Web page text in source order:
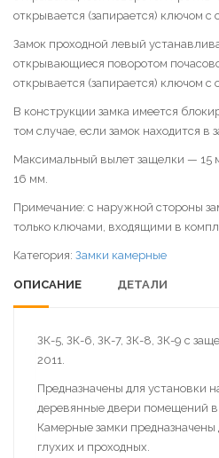
открывается (запирается) ключом с
Замок проходной левый
открывающиеся поворотом
открывается (запирается) ключом с
В конструкции замка имеется
том случае, если замок находится в
Максимальный вылет защелки — 15
16 мм.
Примечание: с наружной стороны
только ключами, входящими в
Категория: Замки камерные
ОПИСАНИЕ ДЕТАЛИ
ЗК-5, ЗК-6, ЗК-7, ЗК-8, ЗК-9 с
2011.
Предназначены для установки
деревянные двери помещений
Камерные замки предназначены
глухих и проходных.